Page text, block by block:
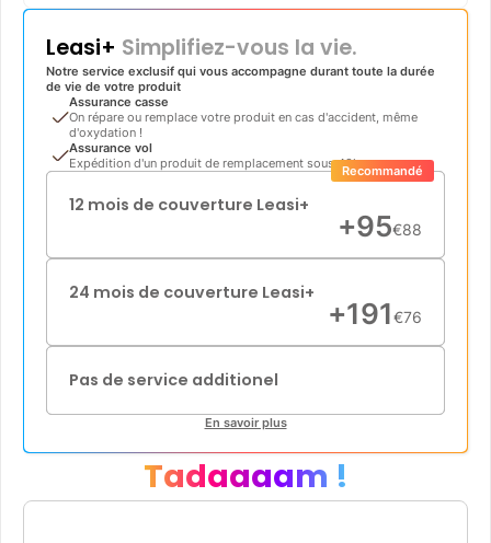
Leasi+ Simplifiez-vous la vie.
Notre service exclusif qui vous accompagne durant toute la durée
de vie de votre produit
Assurance casse
On répare ou remplace votre produit en cas d'accident, même
d'oxydation !
Assurance vol
Expédition d'un produit de remplacement sous 48h
12 mois de couverture Leasi+
+95€88
Recommandé
24 mois de couverture Leasi+
+191€76
Pas de service additionel
En savoir plus
Tadaaaam !